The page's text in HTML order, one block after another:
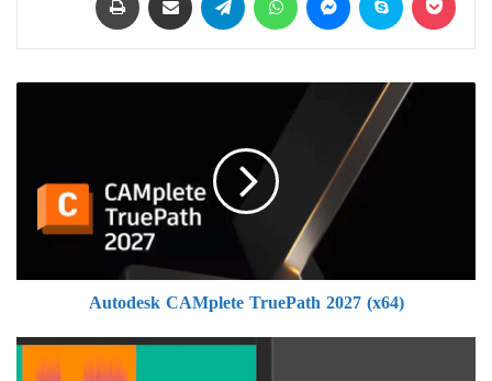
Autodesk
Autodesk CAMplete TruePath 2027 (x64)